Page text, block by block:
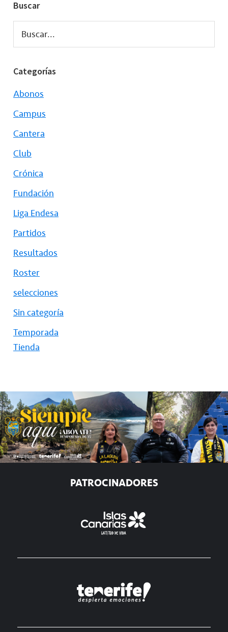
Buscar
Buscar...
Categorías
Abonos
Campus
Cantera
Club
Crónica
Fundación
Liga Endesa
Partidos
Resultados
Roster
selecciones
Sin categoría
Temporada
Tienda
PATROCINADORES